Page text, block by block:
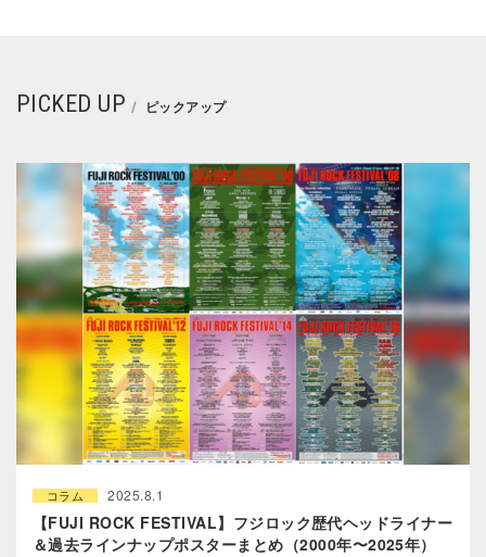
PICKED UP ピックアップ
コラム 2025.8.1
【FUJI ROCK FESTIVAL】フジロック歴代ヘッドライナー
＆過去ラインナップポスターまとめ（2000年〜2025年）